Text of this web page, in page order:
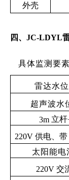
外壳
四、JC-LDYL
具体监测要
雷达水
超声波水
3m 立杆
220V 供电、带
太阳能电
220V 交